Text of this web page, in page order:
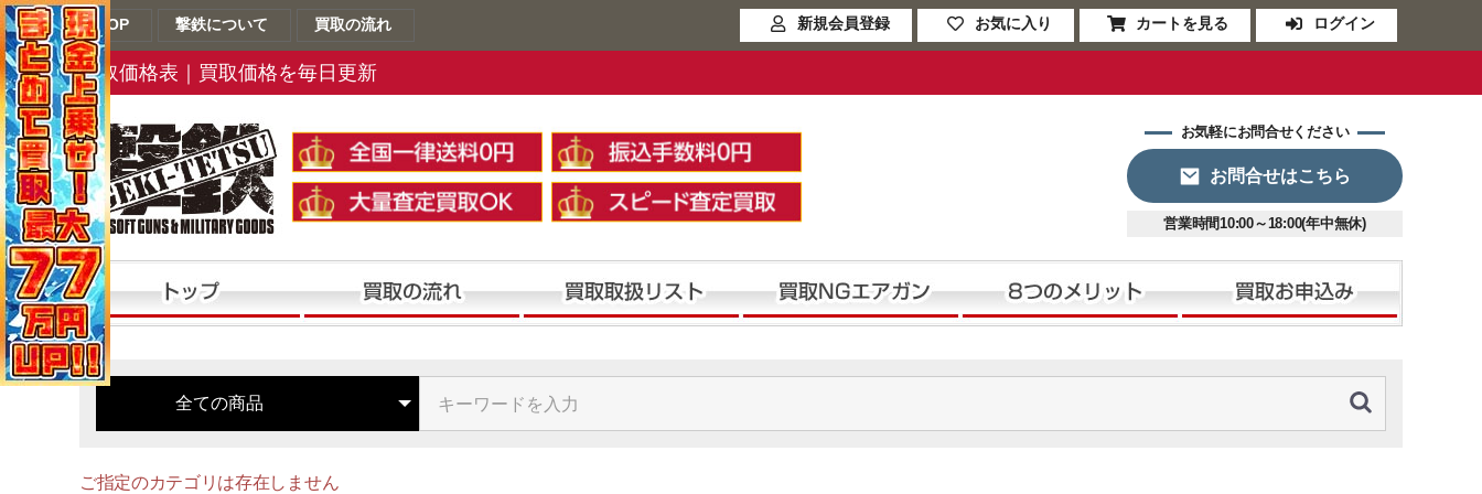
TOP 撃鉄について 買取の流れ 新規会員登録 お気に入り カートを見る ログイン
買取価格表｜買取価格を毎日更新
お気軽にお問合せください
お問合せはこちら
営業時間10:00～18:00(年中無休)
ご指定のカテゴリは存在しません